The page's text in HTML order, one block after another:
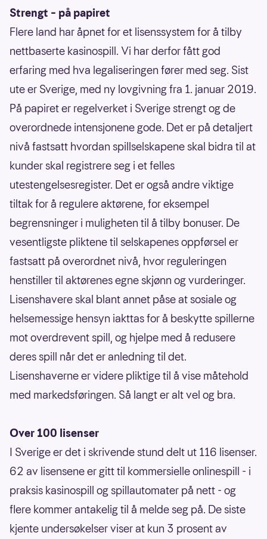
Strengt – på papiret
Flere land har åpnet for et lisenssystem for å tilby
nettbaserte kasinospill. Vi har derfor fått god
erfaring med hva legaliseringen fører med seg. Sist
ute er Sverige, med ny lovgivning fra 1. januar 2019.
På papiret er regelverket i Sverige strengt og de
overordnede intensjonene gode. Det er på detaljert
nivå fastsatt hvordan spillselskapene skal bidra til at
kunder skal registrere seg i et felles
utestengelsesregister. Det er også andre viktige
tiltak for å regulere aktørene, for eksempel
begrensninger i muligheten til å tilby bonuser. De
vesentligste pliktene til selskapenes oppførsel er
fastsatt på overordnet nivå, hvor reguleringen
henstiller til aktørenes egne skjønn og vurderinger.
Lisenshavere skal blant annet påse at sosiale og
helsemessige hensyn iakttas for å beskytte spillerne
mot overdrevent spill, og hjelpe med å redusere
deres spill når det er anledning til det.
Lisenshaverne er videre pliktige til å vise måtehold
med markedsføringen. Så langt er alt vel og bra.
Over 100 lisenser
I Sverige er det i skrivende stund delt ut 116 lisenser.
62 av lisensene er gitt til kommersielle onlinespill - i
praksis kasinospill og spillautomater på nett - og
flere kommer antakelig til å melde seg på. De siste
kjente undersøkelser viser at kun 3 prosent av